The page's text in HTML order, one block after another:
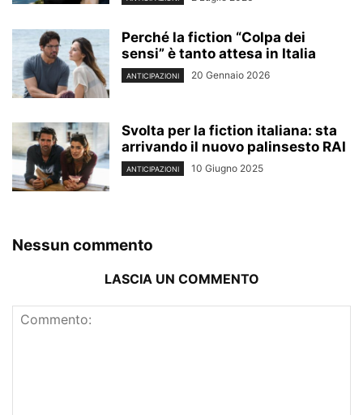
Perché la fiction “Colpa dei
sensi” è tanto attesa in Italia
ANTICIPAZIONI 20 Gennaio 2026
Svolta per la fiction italiana: sta
arrivando il nuovo palinsesto RAI
ANTICIPAZIONI 10 Giugno 2025
Nessun commento
LASCIA UN COMMENTO